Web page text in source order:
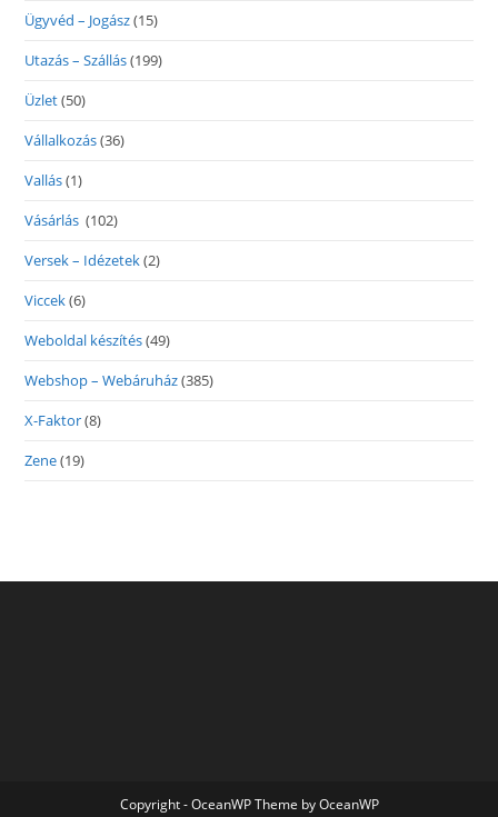
Ügyvéd – Jogász(15)
Utazás – Szállás(199)
Üzlet(50)
Vállalkozás(36)
Vallás(1)
Vásárlás (102)
Versek – Idézetek(2)
Viccek(6)
Weboldal készítés(49)
Webshop – Webáruház(385)
X-Faktor(8)
Zene(19)
Copyright - OceanWP Theme by OceanWP